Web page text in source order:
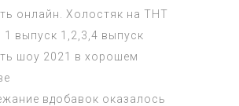
онлайн. Холостяк на ТНТ
1 выпуск 1,2,3,4 выпуск
шоу 2021 в хорошем
вдобавок оказалось